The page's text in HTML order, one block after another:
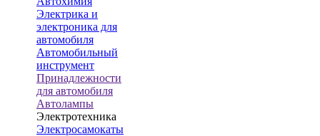
Электрика и
электроника для
автомобиля
Автомобильный
инструмент
Принадлежности
для автомобиля
Автолампы
Электротехника
Электросамокаты